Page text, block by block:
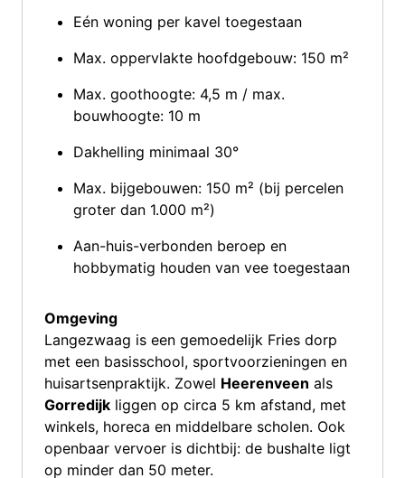
Eén woning per kavel toegestaan
Max. oppervlakte hoofdgebouw: 150 m²
Max. goothoogte: 4,5 m / max.
bouwhoogte: 10 m
Dakhelling minimaal 30°
Max. bijgebouwen: 150 m² (bij percelen
groter dan 1.000 m²)
Aan-huis-verbonden beroep en
hobbymatig houden van vee toegestaan
Omgeving
Langezwaag is een gemoedelijk Fries dorp
met een basisschool, sportvoorzieningen en
huisartsenpraktijk. Zowel Heerenveen als
Gorredijk liggen op circa 5 km afstand, met
winkels, horeca en middelbare scholen. Ook
openbaar vervoer is dichtbij: de bushalte ligt
op minder dan 50 meter.